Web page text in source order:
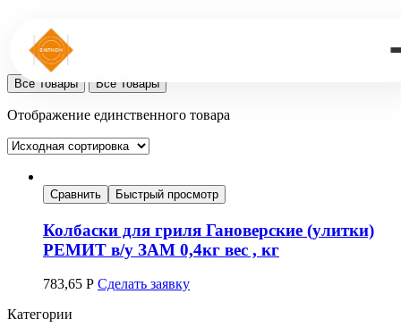
Все Товары Все Товары
Отображение единственного товара
Сравнить Быстрый просмотр
Колбаски для гриля Гановерские (улитки)
РЕМИТ в/у ЗАМ 0,4кг вес , кг
783,65 Р Сделать заявку
Категории